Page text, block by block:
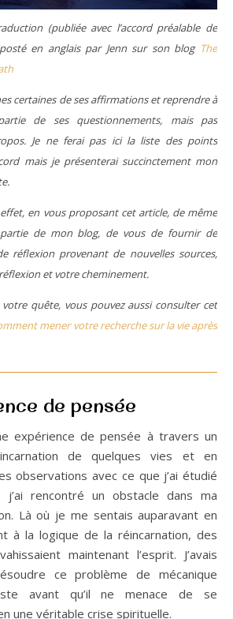
(publiée avec l’accord préalable de
posté en anglais par Jenn sur son blog The
certaines de ses affirmations et reprendre à
de ses questionnements, mais pas
Je ne ferai pas ici la liste des points
mais je présenterai succinctement mon
en vous proposant cet article, de même
de mon blog, de vous de fournir de
réflexion provenant de nouvelles sources,
et votre cheminement.
quête, vous pouvez aussi consulter cet
mener votre recherche sur la vie après
de pensée
expérience de pensée à travers un
de quelques vies et en
observations avec ce que j’ai étudié
j’ai rencontré un obstacle dans ma
Là où je me sentais auparavant en
à la logique de la réincarnation, des
maintenant l’esprit. J’avais
ce problème de mécanique
avant qu’il ne menace de se
une véritable crise spirituelle.